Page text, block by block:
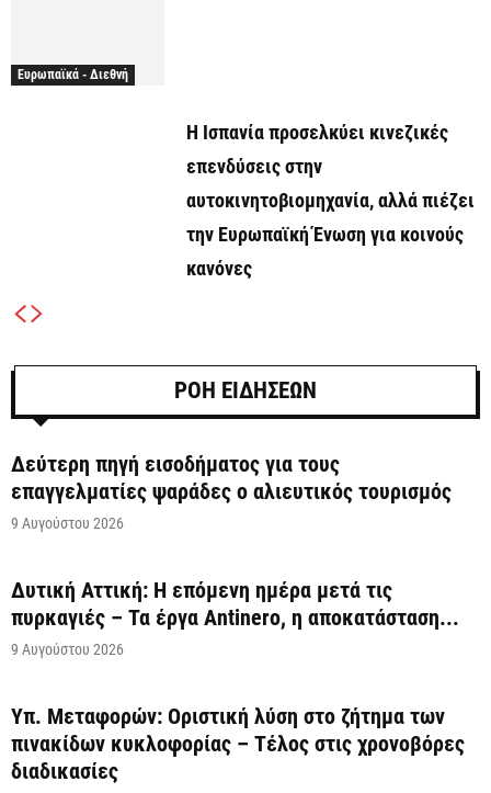
Ευρωπαϊκά - Διεθνή
Η Ισπανία προσελκύει κινεζικές
επενδύσεις στην
αυτοκινητοβιομηχανία, αλλά πιέζει
την Ευρωπαϊκή Ένωση για κοινούς
κανόνες
ΡΟΗ ΕΙΔΗΣΕΩΝ
Δεύτερη πηγή εισοδήματος για τους
επαγγελματίες ψαράδες ο αλιευτικός τουρισμός
9 Αυγούστου 2026
Δυτική Αττική: Η επόμενη ημέρα μετά τις
πυρκαγιές – Τα έργα Antinero, η αποκατάσταση...
9 Αυγούστου 2026
Υπ. Μεταφορών: Οριστική λύση στο ζήτημα των
πινακίδων κυκλοφορίας – Τέλος στις χρονοβόρες
διαδικασίες